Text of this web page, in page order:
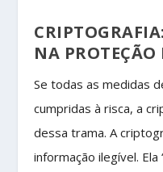
NA PROTEÇÃO
Se todas as medidas
cumpridas à risca, a
dessa trama. A
informação ilegível. Ela